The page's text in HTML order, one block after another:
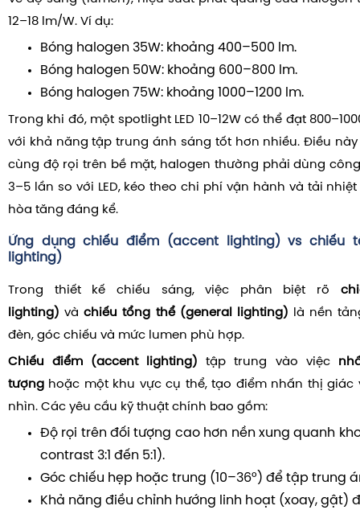
12–18 lm/W. Ví dụ:
Bóng halogen 35W: khoảng 400–500 lm.
Bóng halogen 50W: khoảng 600–800 lm.
Bóng halogen 75W: khoảng 1000–1200 lm.
Trong khi đó, một spotlight LED 10–12W có thể đạt
với khả năng tập trung ánh sáng tốt hơn nhiều. Điều
cùng độ rọi trên bề mặt, halogen thường phải dùng
3–5 lần so với LED, kéo theo chi phí vận hành và tải
hòa tăng đáng kể.
Ứng dụng chiếu điểm (accent lighting) vs chiếu
lighting)
Trong thiết kế chiếu sáng, việc phân biệt rõ
lighting) vàchiếu tổng thể (general lighting) là nền
đèn, góc chiếu và mức lumen phù hợp.
Chiếu điểm (accent lighting) tập trung vào việc
tượng hoặc một khu vực cụ thể, tạo điểm nhấn thị giác
nhìn. Các yêu cầu kỹ thuật chính bao gồm:
Độ rọi trên đối tượng cao hơn nền xung quanh
contrast 3:1 đến 5:1).
Góc chiếu hẹp hoặc trung (10–36°) để tập trung
Khả năng điều chỉnh hướng linh hoạt (xoay, gật)